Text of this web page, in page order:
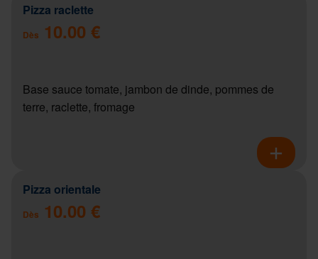
Pizza raclette
Dès 10.00 €
Base sauce tomate, jambon de dinde, pommes de
terre, raclette, fromage
Pizza orientale
Dès 10.00 €